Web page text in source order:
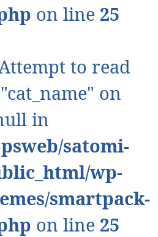
on line 25
to read
on
in
satomi-
wp-
smartpack-
on line 25